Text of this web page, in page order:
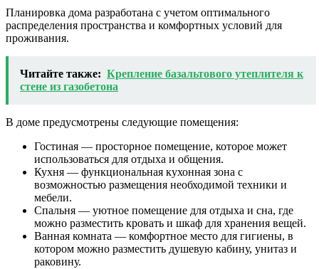
Планировка дома разработана с учетом оптимального
распределения пространства и комфортных условий для
проживания.
Читайте также: Крепление базальтового утеплителя к
стене из газобетона
В доме предусмотрены следующие помещения:
Гостиная — просторное помещение, которое может
использоваться для отдыха и общения.
Кухня — функциональная кухонная зона с
возможностью размещения необходимой техники и
мебели.
Спальня — уютное помещение для отдыха и сна, где
можно разместить кровать и шкаф для хранения вещей.
Ванная комната — комфортное место для гигиены, в
котором можно разместить душевую кабину, унитаз и
раковину.